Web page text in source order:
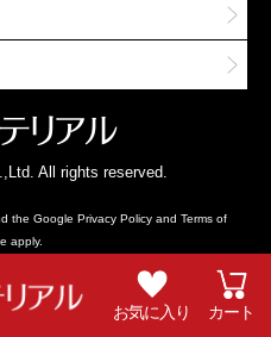
お気に入り カート
All rights reserved.
the Google Privacy Policyand Terms of
apply.